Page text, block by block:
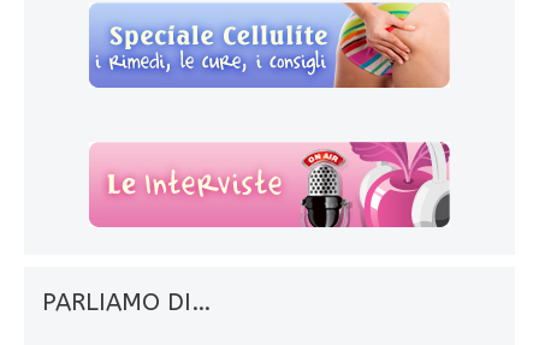
PARLIAMO DI…